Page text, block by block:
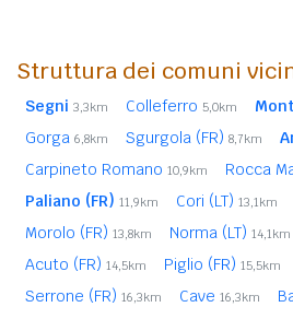
Struttura dei comuni
Segni 3,3km Colleferro 5,0km
Gorga 6,8km Sgurgola (FR) 8,7km
Carpineto Romano 10,9km Rocca
Paliano (FR) 11,9km Cori (LT) 13,1km
Morolo (FR) 13,8km Norma (LT) 14,1km
Acuto (FR) 14,5km Piglio (FR) 15,5km
Serrone (FR) 16,3km Cave 16,3km